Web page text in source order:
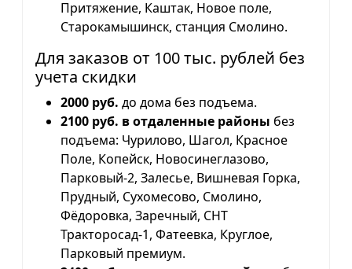
Притяжение, Каштак, Новое поле,
Старокамышинск, станция Смолино.
Для заказов от 100 тыс. рублей без
учета скидки
2000 руб. до дома без подъема.
2100 руб. в отдаленные районы без
подъема: Чурилово, Шагол, Красное
Поле, Копейск, Новосинеглазово,
Парковый-2, Залесье, Вишневая Горка,
Прудный, Сухомесово, Смолино,
Фёдоровка, Заречный, СНТ
Тракторосад-1, Фатеевка, Круглое,
Парковый премиум.